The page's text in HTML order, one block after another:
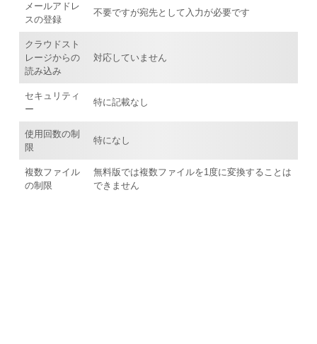
メールアドレ
スの登録
不要ですが宛先として入力が必要です
クラウドスト
レージからの
読み込み
対応していません
セキュリティ
ー
特に記載なし
使用回数の制
限
特になし
複数ファイル
の制限
無料版では複数ファイルを1度に変換することは
できません